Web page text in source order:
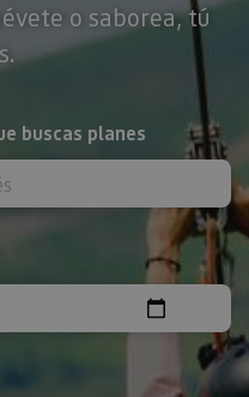
o saborea, tú
buscas planes